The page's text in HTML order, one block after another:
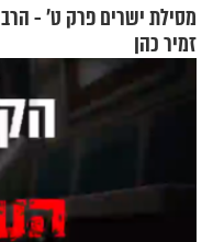
מסילת ישרים פרק ט’ - הרב
זמיר כהן